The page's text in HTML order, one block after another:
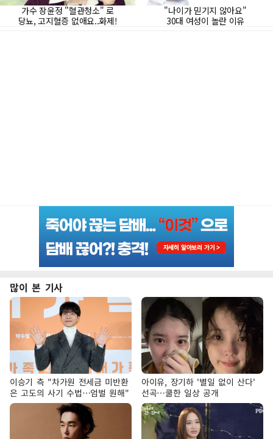
많이 본 기사
이승기 측 "차가원 전세금 미반환
은 고도의 사기 수법…엄벌 원해"
아이유, 장기하 '별일 없이 산다'
선곡…쿨한 일상 공개